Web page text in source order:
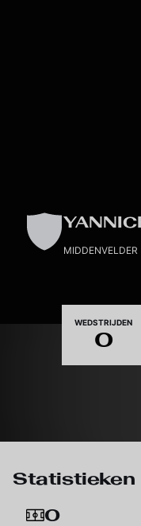
MIDDENVELDER
WEDSTRIJDEN
0
Statistieken
0